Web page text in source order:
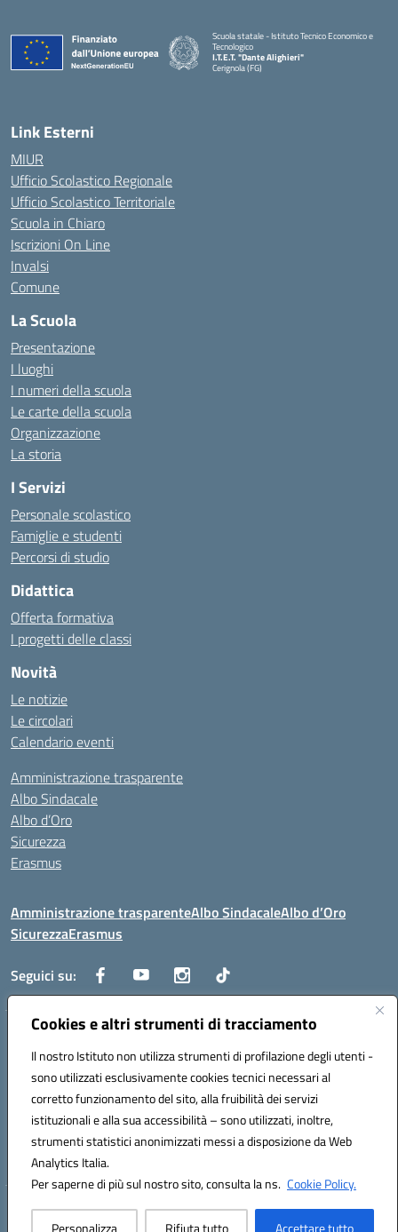
Cookies e altri strumenti di tracciamento
Il nostro Istituto non utilizza strumenti di profilazione degli utenti -
sono utilizzati esclusivamente cookies tecnici necessari al
corretto funzionamento del sito, alla fruibilità dei servizi
istituzionali e alla sua accessibilità – sono utilizzati, inoltre,
strumenti statistici anonimizzati messi a disposizione da Web
Analytics Italia.
Per saperne di più sul nostro sito, consulta la ns. Cookie Policy.
Personalizza Rifiuta tutto Accettare tutto
Scuola statale - Istituto Tecnico Economico e
Tecnologico
I.T.E.T. "Dante Alighieri"
Cerignola (FG)
— Visita la pagina iniziale della scuola
Link Esterni
MIUR
Ufficio Scolastico Regionale
Ufficio Scolastico Territoriale
Scuola in Chiaro
Iscrizioni On Line
Invalsi
Comune
La Scuola
Presentazione
I luoghi
I numeri della scuola
Le carte della scuola
Organizzazione
La storia
I Servizi
Personale scolastico
Famiglie e studenti
Percorsi di studio
Didattica
Offerta formativa
I progetti delle classi
Novità
Le notizie
Le circolari
Calendario eventi
Amministrazione trasparente
Albo Sindacale
Albo d’Oro
Sicurezza
Erasmus
Amministrazione trasparenteAlbo SindacaleAlbo d’Oro
SicurezzaErasmus
Seguici su:
Centralino:0885.426034 Email:FGTD02000P@istruzione.it
Posta elettronica certificata (PEC):fgtd02000p@pec.istruzione.it
Codice fiscale: 81002930717
Codice meccanografico:FGTD02000P
Codice unico di fatturazione (CUF): UFUN7Y
Hosting & Powered by 3D Solution S.r.l.